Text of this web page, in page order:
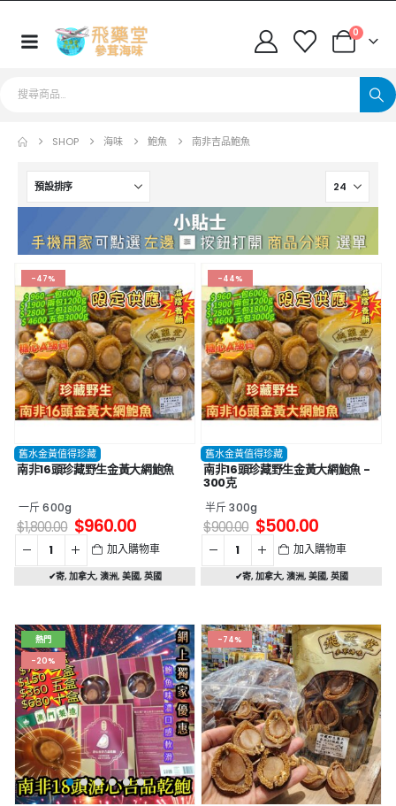
0
SHOP 海味 鮑魚 南非吉品鮑魚
-47%
舊水金黃值得珍藏
南非16頭珍藏野生金黃大網鮑魚
一斤 600g
$1,800.00 $960.00
加入購物車
✔寄, 加拿大, 澳洲, 美國, 英國
-44%
舊水金黃值得珍藏
南非16頭珍藏野生金黃大網鮑魚 -
300克
半斤 300g
$900.00 $500.00
加入購物車
✔寄, 加拿大, 澳洲, 美國, 英國
熱門
-20%
-74%